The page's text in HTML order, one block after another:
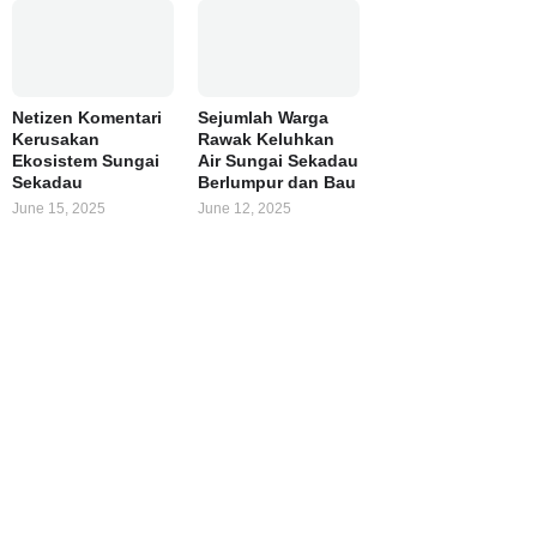
Netizen Komentari
Kerusakan
Ekosistem Sungai
Sekadau
June 15, 2025
Sejumlah Warga
Rawak Keluhkan
Air Sungai Sekadau
Berlumpur dan Bau
June 12, 2025